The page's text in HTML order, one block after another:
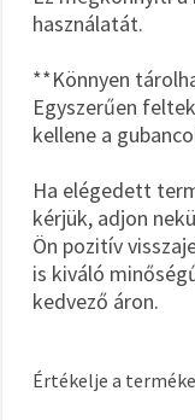
használatát.
**Könnyen
Egyszerűen
kellene a
Ha elégedett
kérjük, adjon
Ön pozitív
is kiváló
kedvező áron.
Értékelje a